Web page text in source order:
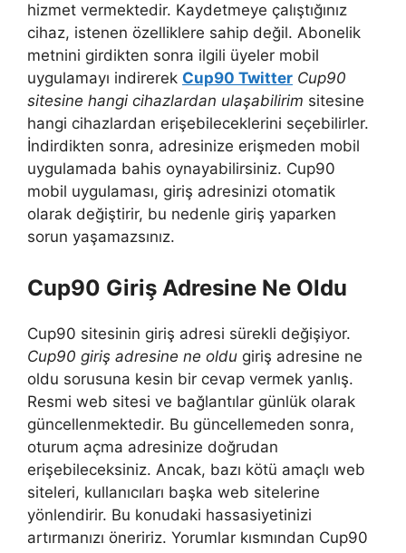
hizmet vermektedir. Kaydetmeye çalıştığınız
cihaz, istenen özelliklere sahip değil. Abonelik
metnini girdikten sonra ilgili üyeler mobil
uygulamayı indirerek Cup90 Twitter Cup90
sitesine hangi cihazlardan ulaşabilirim sitesine
hangi cihazlardan erişebileceklerini seçebilirler.
İndirdikten sonra, adresinize erişmeden mobil
uygulamada bahis oynayabilirsiniz. Cup90
mobil uygulaması, giriş adresinizi otomatik
olarak değiştirir, bu nedenle giriş yaparken
sorun yaşamazsınız.
Cup90 Giriş Adresine Ne Oldu
Cup90 sitesinin giriş adresi sürekli değişiyor.
Cup90 giriş adresine ne oldu giriş adresine ne
oldu sorusuna kesin bir cevap vermek yanlış.
Resmi web sitesi ve bağlantılar günlük olarak
güncellenmektedir. Bu güncellemeden sonra,
oturum açma adresinize doğrudan
erişebileceksiniz. Ancak, bazı kötü amaçlı web
siteleri, kullanıcıları başka web sitelerine
yönlendirir. Bu konudaki hassasiyetinizi
artırmanızı öneririz. Yorumlar kısmından Cup90